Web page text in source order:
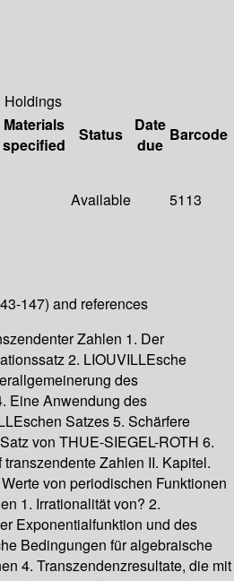
Holdings
Materials
specified
Status
Date
due
Barcode
Available 5113
147) and references
Zahlen 1. Der
2. LIOUVILLEsche
des
Eine Anwendung des
Satzes 5. Schärfere
von THUE-SIEGEL-ROTH 6.
Zahlen II. Kapitel.
von periodischen Funktionen
1. Irrationalität von? 2.
Exponentialfunktion und des
Bedingungen für algebraische
4. Transzendenzresultate, die mit